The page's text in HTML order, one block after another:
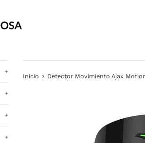
+
+
+
+
Inicio › Detector Movimiento Ajax